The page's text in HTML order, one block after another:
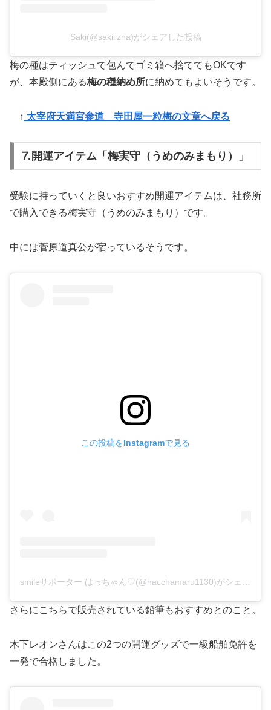
Saki(@sakiiizna)がシェアした投稿
梅の種はティッシュで包んでゴミ箱へ捨ててもOKです
が、本殿側にある梅の種納め所に納めてもよいそうです。
↑ 太宰府天満宮参道 寺田屋一粒梅の文章へ戻る
⒎開運アイテム「梅実守（うめのみまもり）」
受験に持っていくと良いおすすめ開運アイテムは、社務所
で購入できる梅実守（うめのみまもり）です。
中には菅原道真公が宿っているそうです。
この投稿をInstagramで見る
さらにこちらで販売されている鉛筆もおすすめとのこと。
木下レオンさんはこの2つの開運グッズで一級船舶免許を
一発で合格しました。